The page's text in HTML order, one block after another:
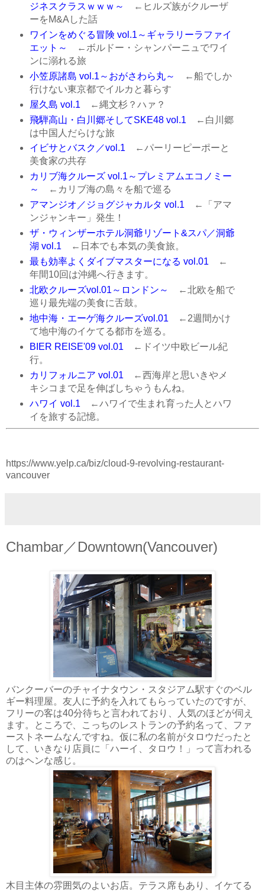
ジネスクラスｗｗｗ～
←ヒルズ族がクルーザ
ーをM&Aした話
ワインをめぐる冒険 vol.1～ギャラリーラファイ
エット～
←ボルドー・シャンパーニュでワイ
ンに溺れる旅
小笠原諸島 vol.1～おがさわら丸～
←船でしか
行けない東京都でイルカと暮らす
屋久島 vol.1 ←縄文杉？ハァ？
飛騨高山・白川郷そしてSKE48 vol.1 ←白川郷
は中国人だらけな旅
イビサとバスク／vol.1←パーリーピーポーと
美食家の共存
カリブ海クルーズ vol.1～プレミアムエコノミー
～
←カリブ海の島々を船で巡る
アマンジオ／ジョグジャカルタ vol.1 ←「アマ
ンジャンキー」発生！
ザ・ウィンザーホテル洞爺リゾート&スパ／洞爺
湖 vol.1 ←日本でも本気の美食旅。
最も効率よくダイブマスターになる vol.01 ←
年間10回は沖縄へ行きます。
北欧クルーズvol.01～ロンドン～
←北欧を船で
巡り最先端の美食に舌鼓。
地中海・エーゲ海クルーズvol.01 ←2週間かけ
て地中海のイケてる都市を巡る。
BIER REISE'09 vol.01 ←ドイツ中欧ビール紀
行。
カリフォルニア vol.01 ←西海岸と思いきやメ
キシコまで足を伸ばしちゃうもんね。
ハワイ vol.1 ←ハワイで生まれ育った人とハワ
イを旅する記憶。
https://www.yelp.ca/biz/cloud-9-revolving-restaurant-
vancouver
Chambar／Downtown(Vancouver)
バンクーバーのチャイナタウン・スタジアム駅すぐのベル
ギー料理屋。友人に予約を入れてもらっていたのですが、
フリーの客は40分待ちと言われており、人気のほどが伺え
ます。ところで、こっちのレストランの予約名って、ファ
ーストネームなんですね。仮に私の名前がタロウだったと
して、いきなり店員に「ハーイ、タロウ！」って言われる
のはヘンな感じ。
木目主体の雰囲気のよいお店。テラス席もあり、イケてる